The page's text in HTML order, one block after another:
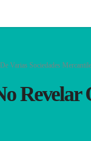
Varias Sociedades